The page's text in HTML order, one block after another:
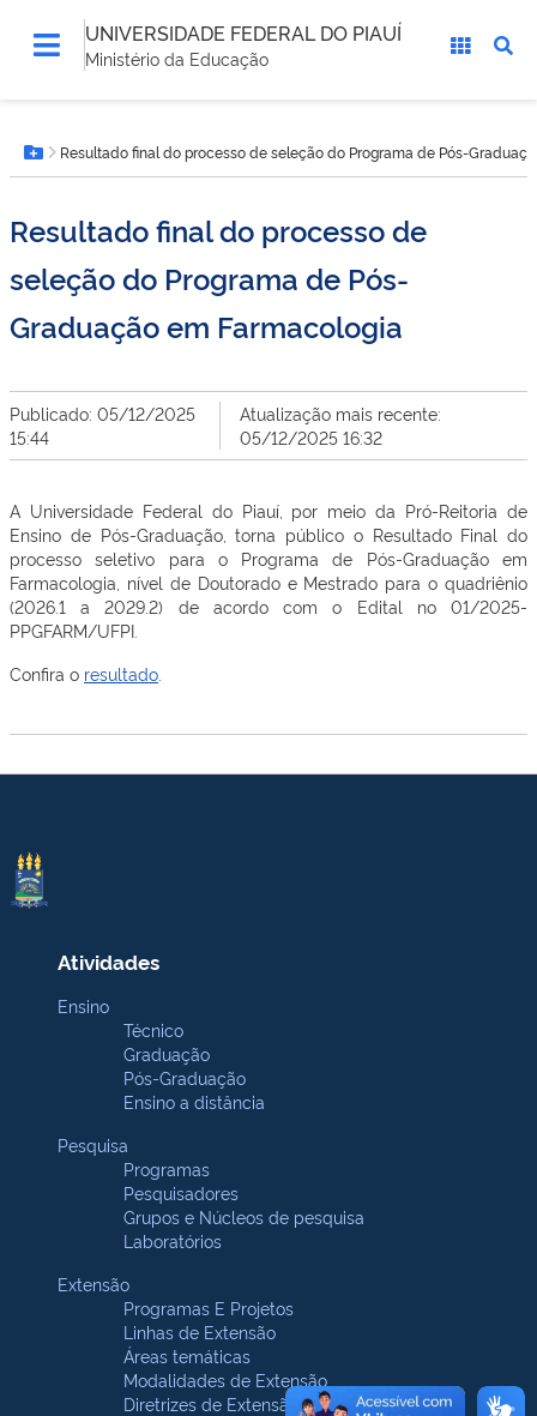
UNIVERSIDADE FEDERAL DO PIAUÍ
Ministério da Educação
está
aqui:Botão Menu
Resultado final do processo de seleção do Programa de Pós-
Resultado final do processo de
seleção do Programa de Pós-
Graduação em Farmacologia
Publicado: 05/12/2025
15:44
Atualização mais recente:
05/12/2025 16:32
A Universidade Federal do Piauí, por meio da Pró-Reitoria de
Ensino de Pós-Graduação, torna público o Resultado Final do
processo seletivo para o Programa de Pós-Graduação em
Farmacologia, nível de Doutorado e Mestrado para o quadriênio
(2026.1 a 2029.2) de acordo com o Edital no 01/2025-
PPGFARM/UFPI.
Confira o resultado
Atividades
Ensino
Técnico
Graduação
Pós-Graduação
Ensino a distância
Pesquisa
Programas
Pesquisadores
Grupos e Núcleos de pesquisa
Laboratórios
Extensão
Programas E Projetos
Linhas de Extensão
Áreas temáticas
Modalidades de Extensão
Diretrizes de Extensão